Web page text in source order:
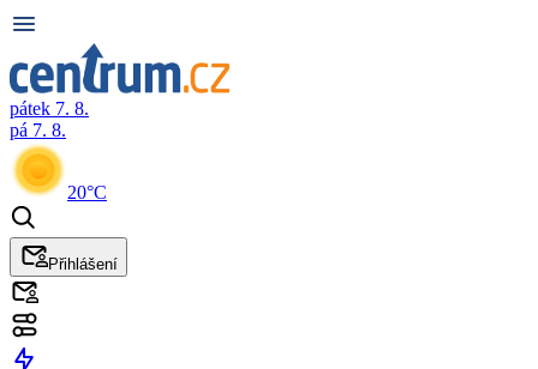
pátek 7. 8.
pá 7. 8.
20°C
Přihlášení